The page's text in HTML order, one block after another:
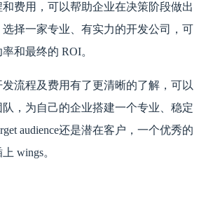
费用，可以帮助企业在决策阶段做出
择一家专业、有实力的开发公司，可
和最终的 ROI。
流程及费用有了更清晰的了解，可以
，为自己的企业搭建一个专业、稳定
audience还是潜在客户，一个优秀的
wings。